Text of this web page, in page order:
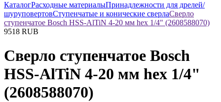
КаталогРасходные материалыПринадлежности для дрелей/
шуруповертовСтупенчатые и конические сверлаСверло
ступенчатое Bosch HSS-AlTiN 4-20 мм hex 1/4" (2608588070)
9518 RUB
Сверло ступенчатое Bosch
HSS-AlTiN 4-20 мм hex 1/4"
(2608588070)